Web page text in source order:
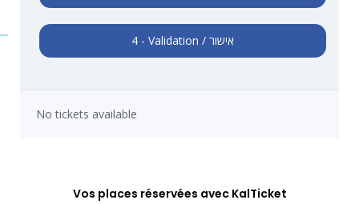
4 - Validation / אישור
No tickets available
Vos places réservées avec KalTicket